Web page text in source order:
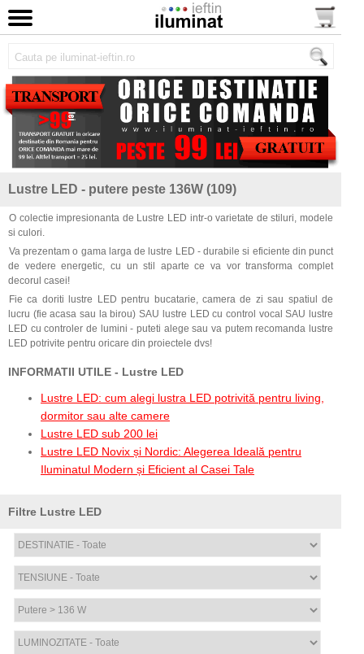
Lustre LED - putere peste 136W (109)
O colectie impresionanta de Lustre LED intr-o varietate de stiluri, modele
si culori.
Va prezentam o gama larga de lustre LED - durabile si eficiente din punct
de vedere energetic, cu un stil aparte ce va vor transforma complet
decorul casei!
Fie ca doriti lustre LED pentru bucatarie, camera de zi sau spatiul de
lucru (fie acasa sau la birou) SAU lustre LED cu control vocal SAU lustre
LED cu controler de lumini - puteti alege sau va putem recomanda lustre
LED potrivite pentru oricare din proiectele dvs!
INFORMATII UTILE - Lustre LED
Lustre LED: cum alegi lustra LED potrivită pentru living,
dormitor sau alte camere
Lustre LED sub 200 lei
Lustre LED Novix și Nordic: Alegerea Ideală pentru
Iluminatul Modern și Eficient al Casei Tale
Filtre Lustre LED